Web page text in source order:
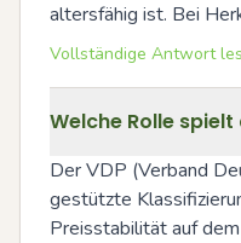
altersfähig ist. Bei
Vollständige Antwort
Welche Rolle
Der VDP (Verband
gestützte
Preisstabilität auf